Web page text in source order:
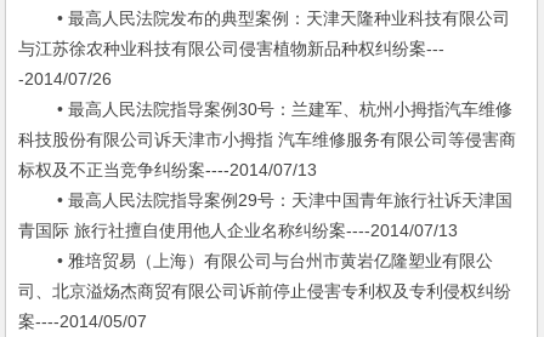
• 最高人民法院发布的典型案例：天津天隆种业科技有限公司
与江苏徐农种业科技有限公司侵害植物新品种权纠纷案---
-2014/07/26
• 最高人民法院指导案例30号：兰建军、杭州小拇指汽车维修
科技股份有限公司诉天津市小拇指 汽车维修服务有限公司等侵害商
标权及不正当竞争纠纷案----2014/07/13
• 最高人民法院指导案例29号：天津中国青年旅行社诉天津国
青国际 旅行社擅自使用他人企业名称纠纷案----2014/07/13
• 雅培贸易（上海）有限公司与台州市黄岩亿隆塑业有限公
司、北京溢炀杰商贸有限公司诉前停止侵害专利权及专利侵权纠纷
案----2014/05/07